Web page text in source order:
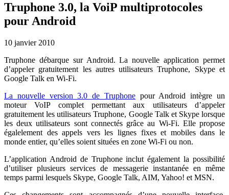
Truphone 3.0, la VoiP multiprotocoles
pour Android
10 janvier 2010
Truphone débarque sur Android. La nouvelle application permet
d’appeler gratuitement les autres utilisateurs Truphone, Skype et
Google Talk en Wi-Fi.
La nouvelle version 3.0 de Truphonepour Android intègre un
moteur VoIP complet permettant aux utilisateurs d’appeler
gratuitement les utilisateurs Truphone, Google Talk et Skype lorsque
les deux utilisateurs sont connectés grâce au Wi-Fi. Elle propose
égalelement des appels vers les lignes fixes et mobiles dans le
monde entier, qu’elles soient situées en zone Wi-Fi ou non.
L’application Android de Truphone inclut également la possibilité
d’utiliser plusieurs services de messagerie instantanée en même
temps parmi lesquels Skype, Google Talk, AIM, Yahoo! et MSN.